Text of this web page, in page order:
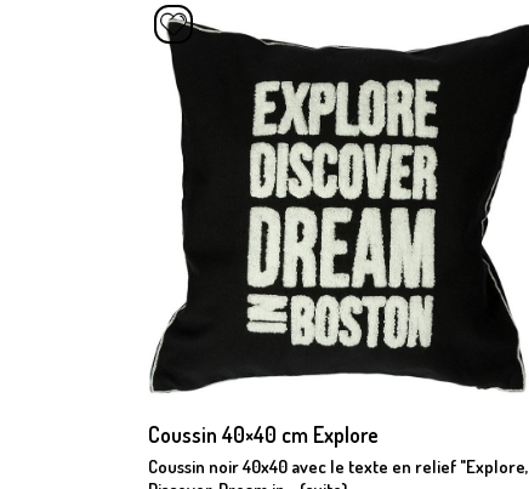
Coussin 40×40 cm Explore
Coussin noir 40x40 avec le texte en relief "Explore,